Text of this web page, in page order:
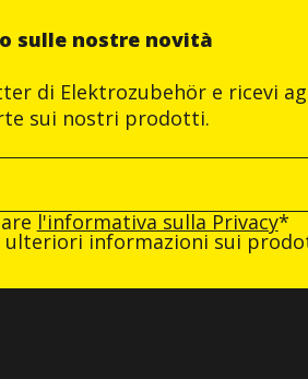
sulle nostre novità
di Elektrozubehör e ricevi
sui nostri prodotti.
l'informativa sulla Privacy*
ulteriori informazioni sui